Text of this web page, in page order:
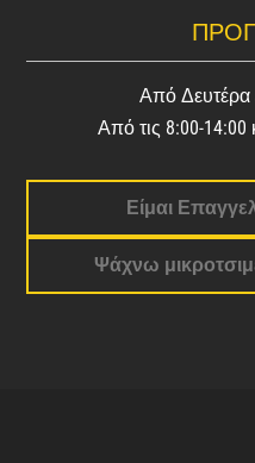
Από
Από τις 8:00-14:00
Είμαι
Ψάχνω